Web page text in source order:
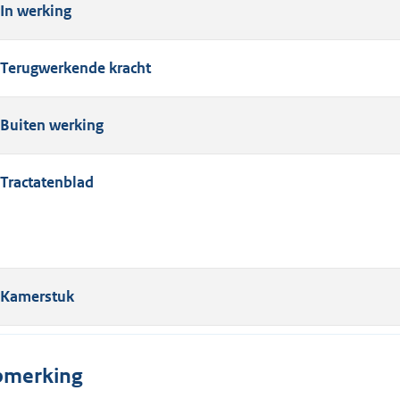
In werking
Terugwerkende kracht
Buiten werking
Tractatenblad
Kamerstuk